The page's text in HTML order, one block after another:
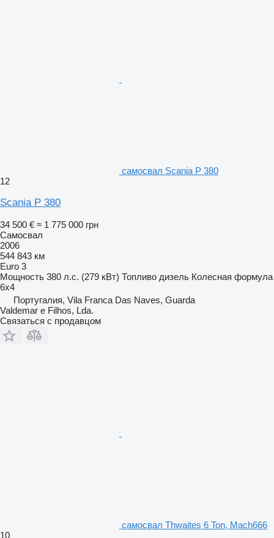
самосвал Scania P 380
12
Scania P 380
34 500 € ≈ 1 775 000 грн
Самосвал
2006
544 843 км
Euro 3
Мощность 380 л.с. (279 кВт) Топливо дизель Колесная формула
6x4
Португалия, Vila Franca Das Naves, Guarda
Valdemar e Filhos, Lda.
Связаться с продавцом
самосвал Thwaites 6 Ton, Mach666
10